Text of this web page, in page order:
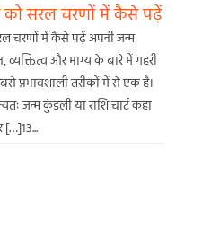
को सरल चरणों में कैसे पढ़ें
चरणों में कैसे पढ़ें अपनी जन्म
और भाग्य के बारे में गहरी
प्रभावशाली तरीकों में से एक है।
जन्म कुंडली या राशि चार्ट कहा